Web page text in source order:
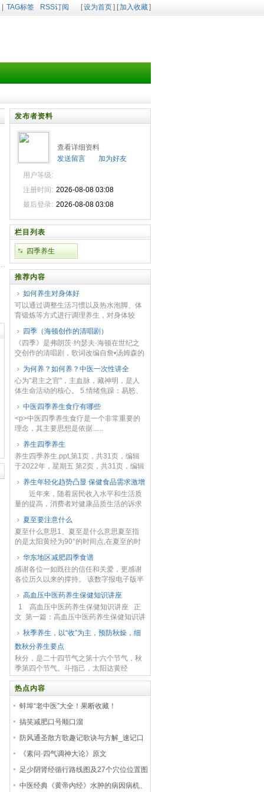
TAG标签 RSS订阅 [设为首页] [加入收藏]
发布者资料
查看详细资料
发送留言
加为好友
用户等级:
注册时间: 2026-08-08 03:08
最后登录: 2026-08-08 03:08
栏目列表
四季养生
推荐内容
如何养生对身体好
可以通过调整生活习惯以及热水泡脚、体
育锻炼等方式进行调理养生，对身体较
可以空腹喝杯温水，能清肠，可以排出体
内毒素。一日三餐应...
四季（海顿创作的清唱剧）
《四季》是弗朗茨·约瑟夫·海顿在世纪之
交创作的清唱剧，歌词改编自詹•汤姆森的
京音乐厅演出，由指挥家戴维·霍斯携手中
国交...
为何养？如何养？中医一次性讲全
心为"君主之官"，主血脉，藏神明，是人
体生命活动的核心。 5.情绪焦躁：易怒、
生：温和运动，避免大汗 《养生论...
中医四季养生食疗有哪些
<p>中医四季养生食疗是一个非常重要的
理念，其主要思想是依据......
养生四季养生
养生四季养生.ppt,第1页，共31页，编辑
于2022年，星期五 第2页，共31页，编辑
于2022年，星期五 第4页...
养生年轻化趋势凸显 保健食品需求激增
近年来，随着居民收入水平和生活质
量的提高，消费者对健康品质生活的诉求
温，保健食品行业市场保持稳步增长，市
场前景广阔。艾媒咨...
夏至要注意什么
夏至什么意思1、夏至是什么意思夏至指
的是太阳黄经为90°的时间点,在夏至的时
阳直射北回归线,在北回归线以北观测太阳
正午高...
华东地区减肥四季食谱
感谢各位一如既往的信任和关爱，更感谢
各位历久以来的撑持。 该数字报电子版半
面初步支费浏览。更权威的资讯，更便利
的模式，更周...
高血压中医药养生保健知识讲座
1 高血压中医药养生保健知识讲座 正
文 第一篇：高血压中医药养生保健知识讲
秋季养生，以“收”为主，预防秋燥，细
数秋分养生要点
秋分，是二十四节气之第十六个节气，秋
季第四个节气。斗指己，太阳达黄经
180°，于每年的公历9月22-24日交节。
秋分这天太阳几乎直射地球赤道，全球各
地昼夜等长...
热点内容
蚌埠“老中医”大全！果断收藏！
搞笑减肥口号顺口溜
防风通圣散方歌趣记歌诀与方解_速记口
诀与运用要点
《素问·四气调神大论》原文
足少阴肾经循行路线图及27个穴位位置图
中医经典《黄帝内经》水肿的病因病机、